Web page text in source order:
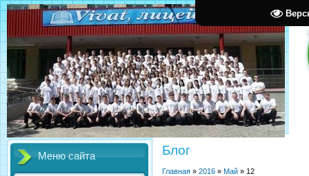
Меню сайта Блог
Главная » 2016 » Май » 12